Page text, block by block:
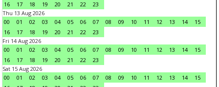
16
17 18 19 20 21 22
23
Thu 13 Aug 2026
00
01 02 03 04 05 06 07 08 09 10 11 12 13 14
15
16
17 18 19 20 21 22
23
Fri 14 Aug 2026
00
01 02 03 04 05 06 07 08 09 10 11 12 13 14
15
16
17 18 19 20 21 22
23
Sat 15 Aug 2026
00
01 02 03 04 05 06 07 08 09 10 11 12 13 14
15